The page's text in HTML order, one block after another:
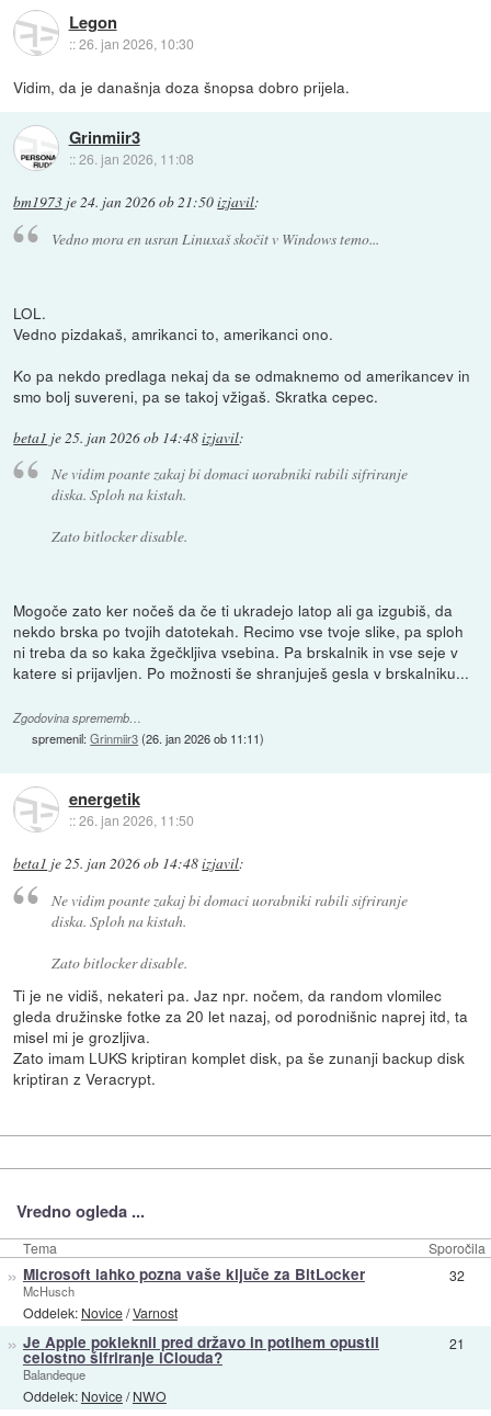
Legon
::26. jan 2026, 10:30
Vidim, da je današnja doza šnopsa dobro prijela.
Grinmiir3
::26. jan 2026, 11:08
bm1973 je24. jan 2026 ob 21:50izjavil:
Vedno mora en usran Linuxaš skočit v Windows temo...
LOL.
Vedno pizdakaš, amrikanci to, amerikanci ono.
Ko pa nekdo predlaga nekaj da se odmaknemo od amerikancev in
smo bolj suvereni, pa se takoj vžigaš. Skratka cepec.
beta1 je25. jan 2026 ob 14:48izjavil:
Ne vidim poante zakaj bi domaci uorabniki rabili sifriranje
diska. Sploh na kistah.
Zato bitlocker disable.
Mogoče zato ker nočeš da če ti ukradejo latop ali ga izgubiš, da
nekdo brska po tvojih datotekah. Recimo vse tvoje slike, pa sploh
ni treba da so kaka žgečkljiva vsebina. Pa brskalnik in vse seje v
katere si prijavljen. Po možnosti še shranjuješ gesla v brskalniku...
Zgodovina sprememb…
spremenil:Grinmiir3(26. jan 2026 ob 11:11)
energetik
::26. jan 2026, 11:50
beta1 je25. jan 2026 ob 14:48izjavil:
Ne vidim poante zakaj bi domaci uorabniki rabili sifriranje
diska. Sploh na kistah.
Zato bitlocker disable.
Ti je ne vidiš, nekateri pa. Jaz npr. nočem, da random vlomilec
gleda družinske fotke za 20 let nazaj, od porodnišnic naprej itd, ta
misel mi je grozljiva.
Zato imam LUKS kriptiran komplet disk, pa še zunanji backup disk
kriptiran z Veracrypt.
Vredno ogleda ...
Tema Sporočila
» Microsoft lahko pozna vaše ključe za BitLocker
McHusch
Oddelek: Novice/Varnost
32
» Je Apple pokleknil pred državo in potihem opustil
celostno šifriranje iClouda?
Balandeque
Oddelek: Novice/NWO
21